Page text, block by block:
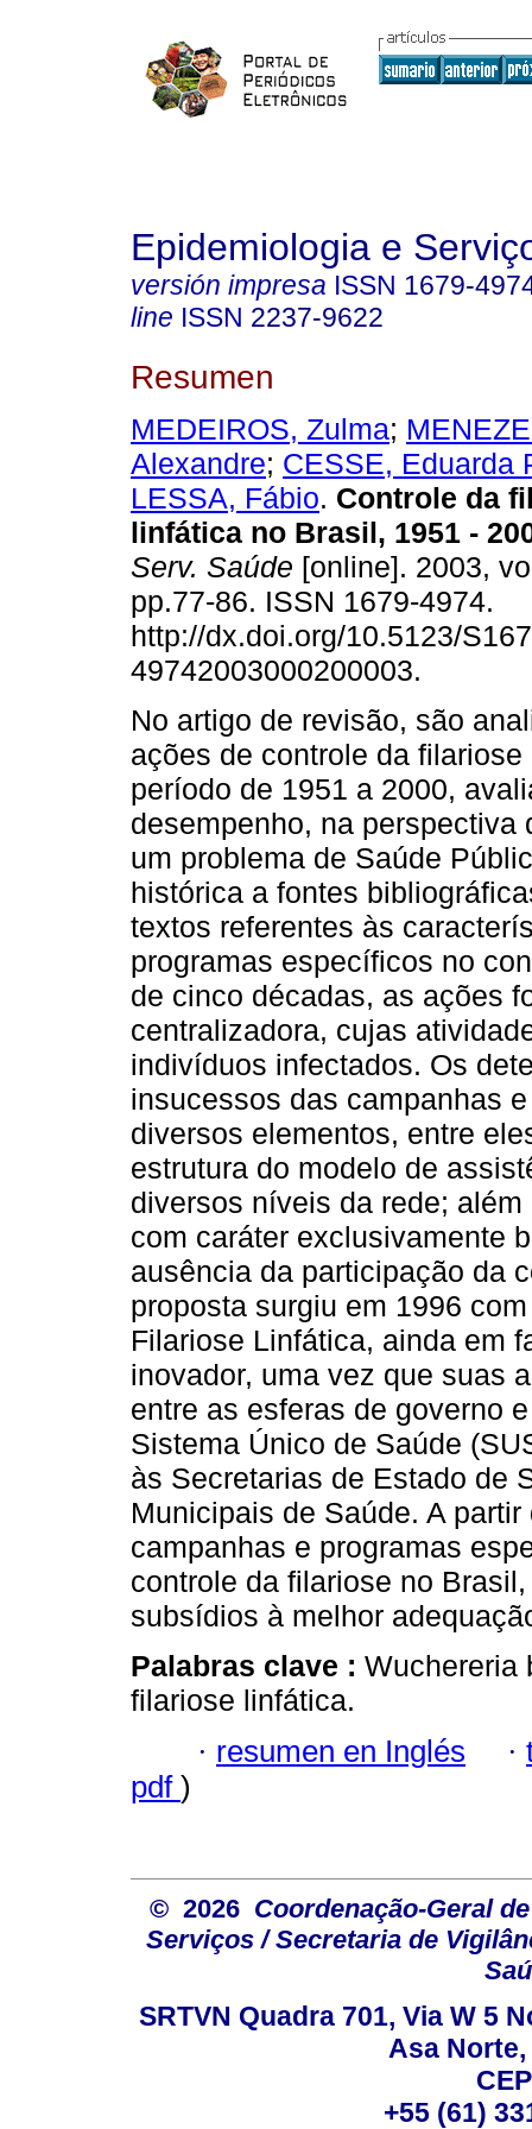
Epidemiologia e
versión impresa ISSN 1679-
line ISSN 2237-9622
Resumen
MEDEIROS, Zulma;
Alexandre; CESSE, Eduarda
LESSA, Fábio. Controle da
linfática no Brasil, 1951 -
Serv. Saúde [online]. 2003,
pp.77-86. ISSN 1679-4974.
http://dx.doi.org/10.5123/
49742003000200003.
No artigo de revisão, são
ações de controle da
período de 1951 a 2000,
desempenho, na
um problema de Saúde
histórica a fontes
textos referentes às
programas específicos no
de cinco décadas, as ações
centralizadora, cujas
indivíduos infectados. Os
insucessos das campanhas
diversos elementos, entre
estrutura do modelo de
diversos níveis da rede;
com caráter exclusivamente
ausência da participação da
proposta surgiu em 1996
Filariose Linfática, ainda em
inovador, uma vez que suas
entre as esferas de governo
Sistema Único de Saúde
às Secretarias de Estado de
Municipais de Saúde. A
campanhas e programas
controle da filariose no
subsídios à melhor
Palabras clave : Wuchereria
filariose linfática.
· resumen en Inglés ·
pdf )
© 2026 Coordenação-Geral
Serviços / Secretaria de
SRTVN Quadra 701, Via W 5
Asa
+55 (61)